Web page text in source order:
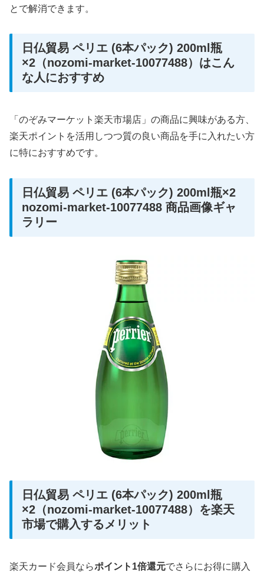
とで解消できます。
日仏貿易 ペリエ (6本パック) 200ml瓶
×2（nozomi-market-10077488）はこん
な人におすすめ
「のぞみマーケット楽天市場店」の商品に興味がある方、
楽天ポイントを活用しつつ質の良い商品を手に入れたい方
に特におすすめです。
日仏貿易 ペリエ (6本パック) 200ml瓶×2
nozomi-market-10077488 商品画像ギャ
ラリー
日仏貿易 ペリエ (6本パック) 200ml瓶
×2（nozomi-market-10077488）を楽天
市場で購入するメリット
楽天カード会員ならポイント1倍還元でさらにお得に購入